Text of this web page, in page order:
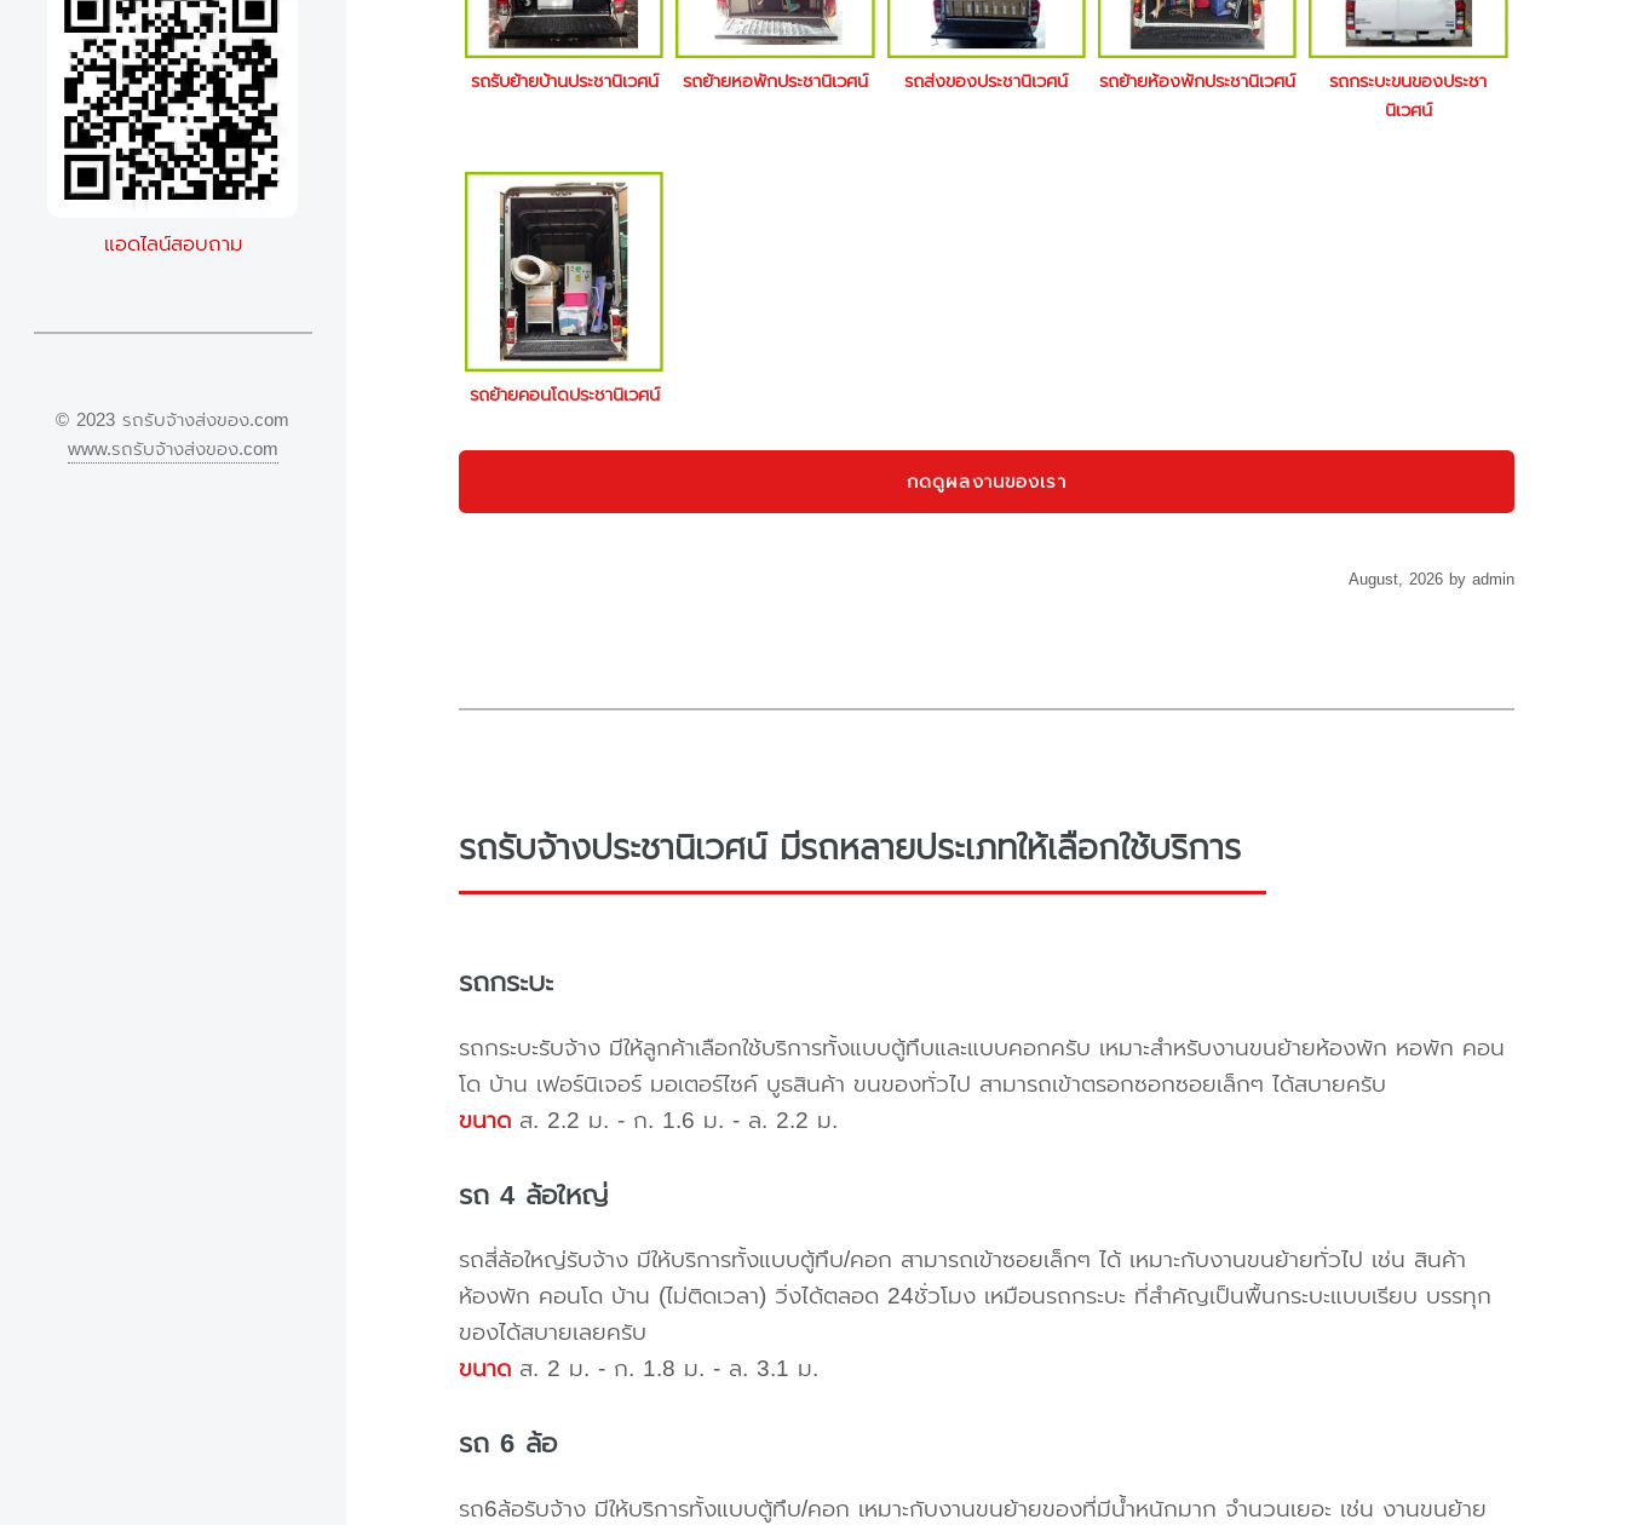
รถรับย้ายบ้านประชานิเวศน์ รถย้ายหอพักประชานิเวศน์ รถส่งของประชานิเวศน์ รถย้ายห้องพักประชานิเวศน์
รถกระบะขนของประชา
นิเวศน์
รถย้ายคอนโดประชานิเวศน์
กดดูผลงานของเรา
August, 2026 by admin
รถรับจ้างประชานิเวศน์ มีรถหลายประเภทให้เลือกใช้บริการ
รถกระบะ
รถกระบะรับจ้าง มีให้ลูกค้าเลือกใช้บริการทั้งแบบตู้ทึบและแบบคอกครับ เหมาะสำหรับงานขนย้ายห้องพัก หอพัก คอน
โด บ้าน เฟอร์นิเจอร์ มอเตอร์ไซค์ บูธสินค้า ขนของทั่วไป สามารถเข้าตรอกซอกซอยเล็กๆ ได้สบายครับ
ขนาดส. 2.2 ม. - ก. 1.6 ม. - ล. 2.2 ม.
รถ 4 ล้อใหญ่
รถสี่ล้อใหญ่รับจ้าง มีให้บริการทั้งแบบตู้ทึบ/คอก สามารถเข้าซอยเล็กๆ ได้ เหมาะกับงานขนย้ายทั่วไป เช่น สินค้า
ห้องพัก คอนโด บ้าน (ไม่ติดเวลา) วิ่งได้ตลอด 24ชั่วโมง เหมือนรถกระบะ ที่สำคัญเป็นพื้นกระบะแบบเรียบ บรรทุก
ของได้สบายเลยครับ
ขนาดส. 2 ม. - ก. 1.8 ม. - ล. 3.1 ม.
รถ 6 ล้อ
รถ6ล้อรับจ้าง มีให้บริการทั้งแบบตู้ทึบ/คอก เหมาะกับงานขนย้ายของที่มีน้ำหนักมาก จำนวนเยอะ เช่น งานขนย้าย
แอดไลน์สอบถาม
© 2023 รถรับจ้างส่งของ.com
www.รถรับจ้างส่งของ.com